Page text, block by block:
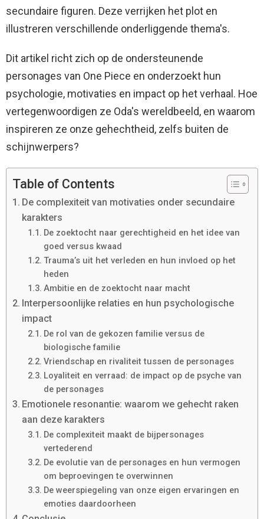
secundaire figuren. Deze verrijken het plot en
illustreren verschillende onderliggende thema's.
Dit artikel richt zich op de ondersteunende
personages van One Piece en onderzoekt hun
psychologie, motivaties en impact op het verhaal. Hoe
vertegenwoordigen ze Oda's wereldbeeld, en waarom
inspireren ze onze gehechtheid, zelfs buiten de
schijnwerpers?
Table of Contents
De complexiteit van motivaties onder secundaire
karakters
De zoektocht naar gerechtigheid en het idee van
goed versus kwaad
Trauma’s uit het verleden en hun invloed op het
heden
Ambitie en de zoektocht naar macht
Interpersoonlijke relaties en hun psychologische
impact
De rol van de gekozen familie versus de
biologische familie
Vriendschap en rivaliteit tussen de personages
Loyaliteit en verraad: de impact op de psyche van
de personages
Emotionele resonantie: waarom we gehecht raken
aan deze karakters
De complexiteit maakt de bijpersonages
vertederend
De evolutie van de personages en hun vermogen
om beproevingen te overwinnen
De weerspiegeling van onze eigen ervaringen en
emoties daardoorheen